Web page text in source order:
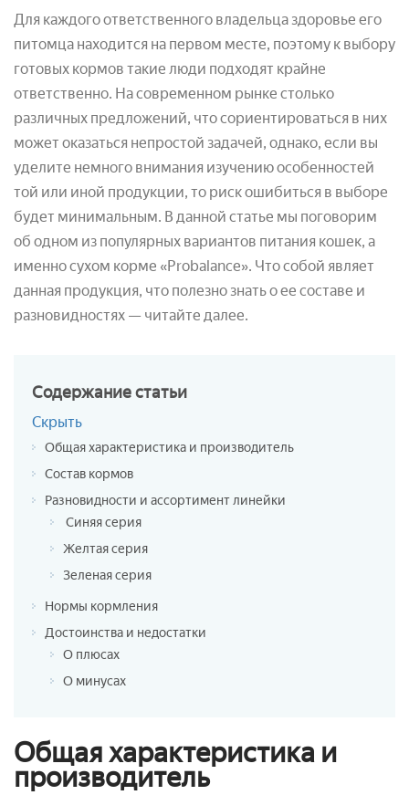
Для каждого ответственного владельца здоровье его
питомца находится на первом месте, поэтому к выбору
готовых кормов такие люди подходят крайне
ответственно. На современном рынке столько
различных предложений, что сориентироваться в них
может оказаться непростой задачей, однако, если вы
уделите немного внимания изучению особенностей
той или иной продукции, то риск ошибиться в выборе
будет минимальным. В данной статье мы поговорим
об одном из популярных вариантов питания кошек, а
именно сухом корме «Probalance». Что собой являет
данная продукция, что полезно знать о ее составе и
разновидностях — читайте далее.
Содержаниестатьи
Скрыть
Общая характеристика и производитель
Состав кормов
Разновидности и ассортимент линейки
Синяя серия
Желтая серия
Зеленая серия
Нормы кормления
Достоинства и недостатки
О плюсах
О минусах
Общая характеристика и
производитель